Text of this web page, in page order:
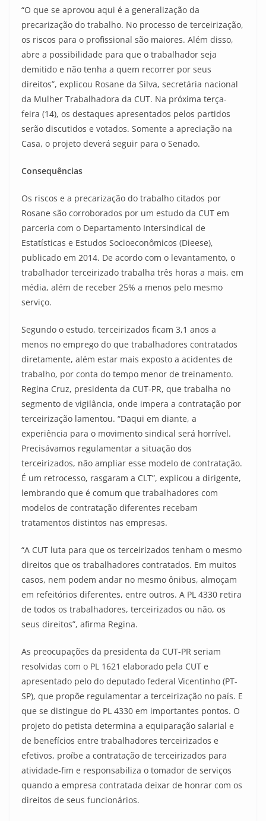
“O que se aprovou aqui é a generalização da
precarização do trabalho. No processo de terceirização,
os riscos para o profissional são maiores. Além disso,
abre a possibilidade para que o trabalhador seja
demitido e não tenha a quem recorrer por seus
direitos”, explicou Rosane da Silva, secretária nacional
da Mulher Trabalhadora da CUT. Na próxima terça-
feira (14), os destaques apresentados pelos partidos
serão discutidos e votados. Somente a apreciação na
Casa, o projeto deverá seguir para o Senado.
Consequências
Os riscos e a precarização do trabalho citados por
Rosane são corroborados por um estudo da CUT em
parceria com o Departamento Intersindical de
Estatísticas e Estudos Socioeconômicos (Dieese),
publicado em 2014. De acordo com o levantamento, o
trabalhador terceirizado trabalha três horas a mais, em
média, além de receber 25% a menos pelo mesmo
serviço.
Segundo o estudo, terceirizados ficam 3,1 anos a
menos no emprego do que trabalhadores contratados
diretamente, além estar mais exposto a acidentes de
trabalho, por conta do tempo menor de treinamento.
Regina Cruz, presidenta da CUT-PR, que trabalha no
segmento de vigilância, onde impera a contratação por
terceirização lamentou. “Daqui em diante, a
experiência para o movimento sindical será horrível.
Precisávamos regulamentar a situação dos
terceirizados, não ampliar esse modelo de contratação.
É um retrocesso, rasgaram a CLT”, explicou a dirigente,
lembrando que é comum que trabalhadores com
modelos de contratação diferentes recebam
tratamentos distintos nas empresas.
“A CUT luta para que os terceirizados tenham o mesmo
direitos que os trabalhadores contratados. Em muitos
casos, nem podem andar no mesmo ônibus, almoçam
em refeitórios diferentes, entre outros. A PL 4330 retira
de todos os trabalhadores, terceirizados ou não, os
seus direitos”, afirma Regina.
As preocupações da presidenta da CUT-PR seriam
resolvidas com o PL 1621 elaborado pela CUT e
apresentado pelo do deputado federal Vicentinho (PT-
SP), que propõe regulamentar a terceirização no país. E
que se distingue do PL 4330 em importantes pontos. O
projeto do petista determina a equiparação salarial e
de benefícios entre trabalhadores terceirizados e
efetivos, proíbe a contratação de terceirizados para
atividade-fim e responsabiliza o tomador de serviços
quando a empresa contratada deixar de honrar com os
direitos de seus funcionários.